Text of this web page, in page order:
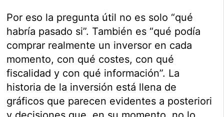
Por eso la pregunta útil no es solo “qué
habría pasado si”. También es “qué podía
comprar realmente un inversor en cada
momento, con qué costes, con qué
fiscalidad y con qué información”. La
historia de la inversión está llena de
gráficos que parecen evidentes a posteriori